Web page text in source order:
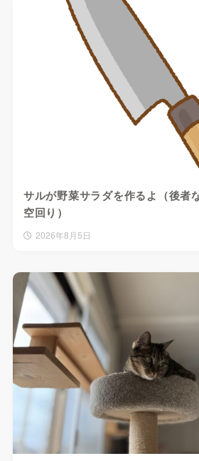
サルが野菜サラダを作るよ（後者
空回り）
2026年8月5日